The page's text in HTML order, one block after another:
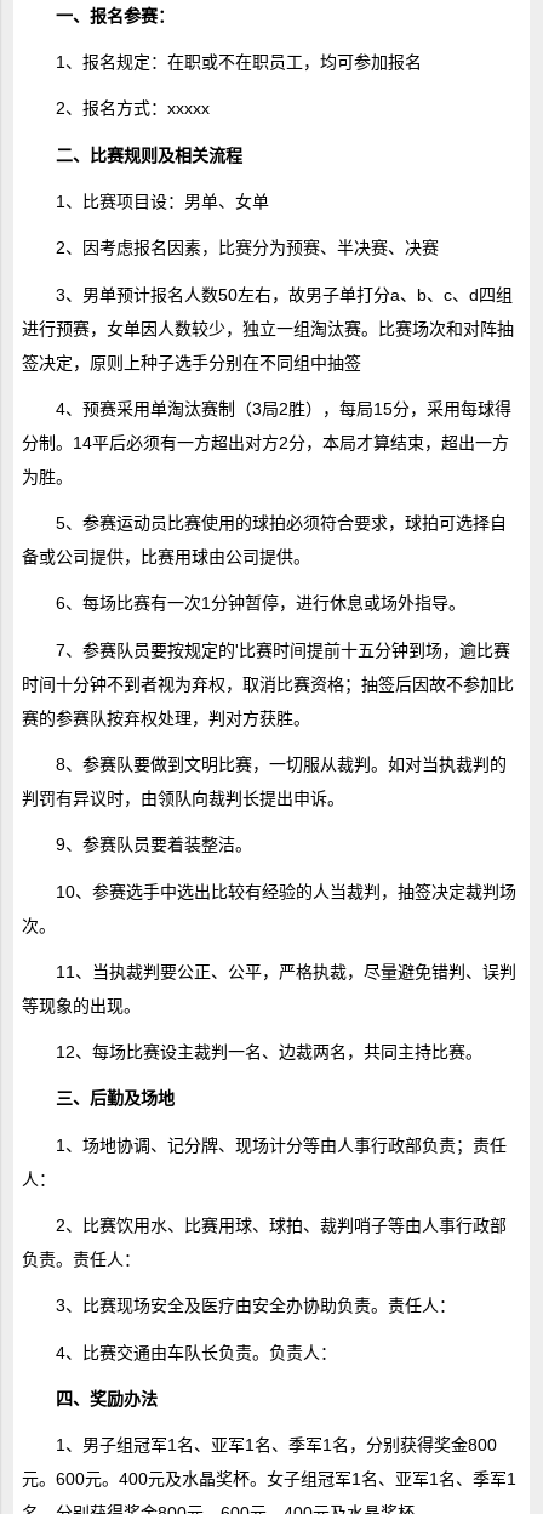
一、报名参赛：
1、报名规定：在职或不在职员工，均可参加报名
2、报名方式：xxxxx
二、比赛规则及相关流程
1、比赛项目设：男单、女单
2、因考虑报名因素，比赛分为预赛、半决赛、决赛
3、男单预计报名人数50左右，故男子单打分a、b、c、d四组
进行预赛，女单因人数较少，独立一组淘汰赛。比赛场次和对阵抽
签决定，原则上种子选手分别在不同组中抽签
4、预赛采用单淘汰赛制（3局2胜），每局15分，采用每球得
分制。14平后必须有一方超出对方2分，本局才算结束，超出一方
为胜。
5、参赛运动员比赛使用的球拍必须符合要求，球拍可选择自
备或公司提供，比赛用球由公司提供。
6、每场比赛有一次1分钟暂停，进行休息或场外指导。
7、参赛队员要按规定的'比赛时间提前十五分钟到场，逾比赛
时间十分钟不到者视为弃权，取消比赛资格；抽签后因故不参加比
赛的参赛队按弃权处理，判对方获胜。
8、参赛队要做到文明比赛，一切服从裁判。如对当执裁判的
判罚有异议时，由领队向裁判长提出申诉。
9、参赛队员要着装整洁。
10、参赛选手中选出比较有经验的人当裁判，抽签决定裁判场
次。
11、当执裁判要公正、公平，严格执裁，尽量避免错判、误判
等现象的出现。
12、每场比赛设主裁判一名、边裁两名，共同主持比赛。
三、后勤及场地
1、场地协调、记分牌、现场计分等由人事行政部负责；责任
人：
2、比赛饮用水、比赛用球、球拍、裁判哨子等由人事行政部
负责。责任人：
3、比赛现场安全及医疗由安全办协助负责。责任人：
4、比赛交通由车队长负责。负责人：
四、奖励办法
1、男子组冠军1名、亚军1名、季军1名，分别获得奖金800
元。600元。400元及水晶奖杯。女子组冠军1名、亚军1名、季军1